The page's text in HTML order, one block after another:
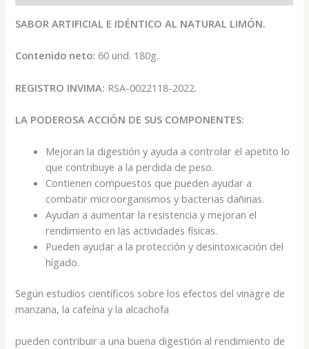
SABOR ARTIFICIAL E IDÉNTICO AL NATURAL LIMÓN.
Contenido neto: 60 und. 180g.
REGISTRO INVIMA: RSA-0022118-2022.
LA PODEROSA ACCIÓN DE SUS COMPONENTES:
Mejoran la digestión y ayuda a controlar el apetito lo
que contribuye a la perdida de peso.
Contienen compuestos que pueden ayudar a
combatir microorganismos y bacterias dañinas.
Ayudan a aumentar la resistencia y mejoran el
rendimiento en las actividades físicas.
Pueden ayudar a la protección y desintoxicación del
hígado.
Según estudios científicos sobre los efectos del vinagre de
manzana, la cafeína y la alcachofa
pueden contribuir a una buena digestión al rendimiento de